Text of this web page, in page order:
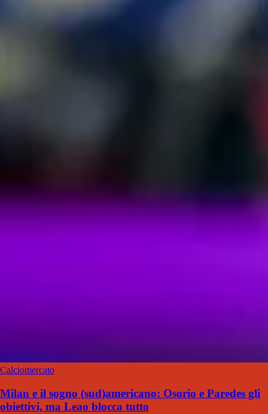
Calciomercato
Milan e il sogno (sud)americano: Osorio e Paredes gli
obiettivi, ma Leao blocca tutto